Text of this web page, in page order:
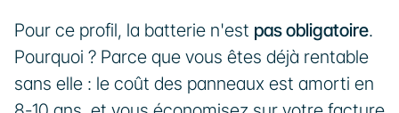
Pour ce profil, la batterie n'est pas obligatoire.
Pourquoi ? Parce que vous êtes déjà rentable
sans elle : le coût des panneaux est amorti en